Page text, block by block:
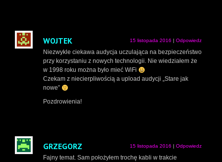
WOJTEK 15 listopada 2016 Odpowiedz
Niezwykle ciekawa audycja uczulająca na bezpieczeństwo
przy korzystaniu z nowych technologii. Nie wiedziałem że
w 1998 roku można było mieć WiFi
Czekam z niecierpliwością a upload audycji „Stare jak
nowe”
Pozdrowienia!
GRZEGORZ 15 listopada 2016 Odpowiedz
Fajny temat. Sam położyłem trochę kabli w trakcie